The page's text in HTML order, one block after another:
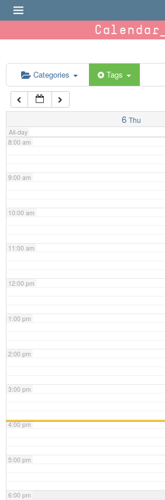
Calendar
Categories Tags
6 Thu
All-day
6:00 am
7:00 am
8:00 am
9:00 am
10:00 am
11:00 am
12:00 pm
1:00 pm
2:00 pm
3:00 pm
4:00 pm
5:00 pm
6:00 pm